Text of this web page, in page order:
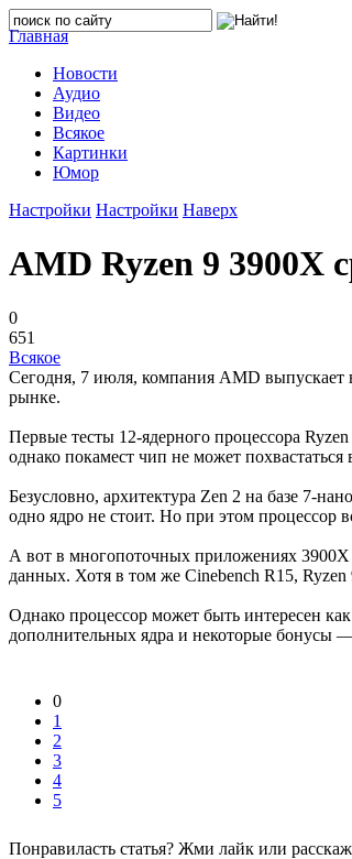
Главная
Новости
Аудио
Видео
Всякое
Картинки
Юмор
Настройки Настройки Наверх
AMD Ryzen 9 3900X
0
651
Всякое
Сегодня, 7 июля, компания AMD выпускает
рынке.
Первые тесты 12-ядерного процессора
однако покамест чип не может
Безусловно, архитектура Zen 2 на базе 7-
одно ядро не стоит. Но при этом процессор
А вот в многопоточных приложениях 3900X
данных. Хотя в том же Cinebench R15, Ryzen
Однако процессор может быть интересен
дополнительных ядра и некоторые бонусы
0
1
2
3
4
5
Понравиласть статья? Жми лайк или